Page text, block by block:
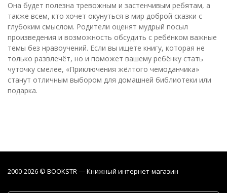
Она будет полезна тревожным и застенчивым ребятам, а
также всем, кто хочет окунуться в мир доброй сказки с
глубоким смыслом. Родители оценят мудрый посыл
произведения и возможность обсудить с ребёнком важные
темы без нравоучений. Если вы ищете книгу, которая не
только развлечёт, но и поможет вашему ребёнку стать
чуточку смелее, «Приключения жёлтого чемоданчика»
станут отличным выбором для домашней библиотеки или
подарка.
2000-2026 © BOOKSTR — Книжный интернет-магазин